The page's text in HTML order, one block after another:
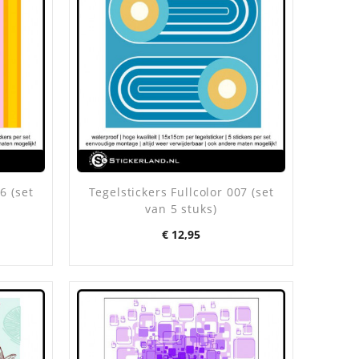
(set
Tegelstickers Fullcolor 007 (set
van 5 stuks)
Prijs
€ 12,95